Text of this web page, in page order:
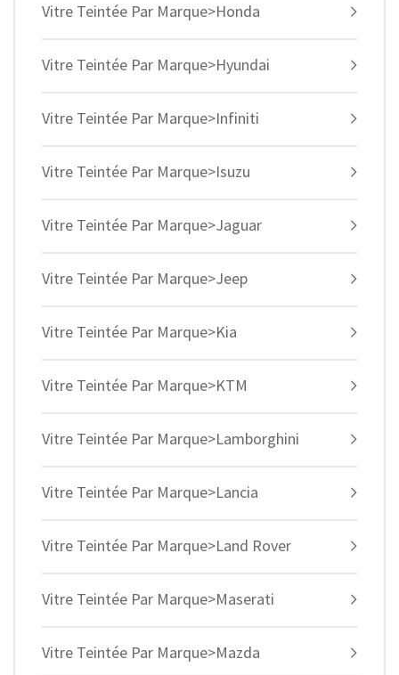
Vitre Teintée Par Marque>Honda
Vitre Teintée Par Marque>Hyundai
Vitre Teintée Par Marque>Infiniti
Vitre Teintée Par Marque>Isuzu
Vitre Teintée Par Marque>Jaguar
Vitre Teintée Par Marque>Jeep
Vitre Teintée Par Marque>Kia
Vitre Teintée Par Marque>KTM
Vitre Teintée Par Marque>Lamborghini
Vitre Teintée Par Marque>Lancia
Vitre Teintée Par Marque>Land Rover
Vitre Teintée Par Marque>Maserati
Vitre Teintée Par Marque>Mazda